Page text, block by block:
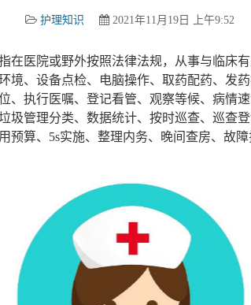
护理知识 2021年11月19日 上午9:52
在医院或野外按照法律法规，从事与临床
境、设备点检、电脑操作、取药配药、发
、执行医嘱、登记看管、观察等候、病情
圾管理分类、数据统计、按时巡查、巡查
预算、5s实施、整理内务、晚间查房、故障